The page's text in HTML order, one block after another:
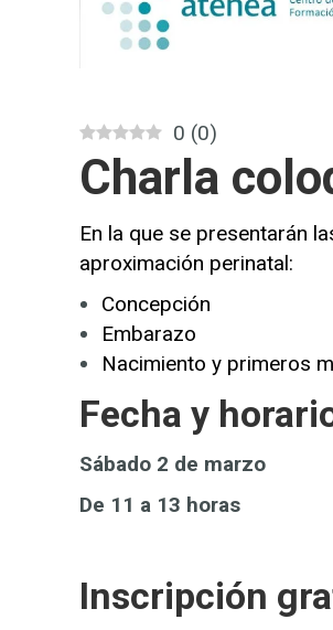
0 (0)
Charla
En la que se presentarán
aproximación perinatal:
Concepción
Embarazo
Nacimiento y primeros
Fecha y
Sábado 2 de marzo
De 11 a 13 horas
Inscripción